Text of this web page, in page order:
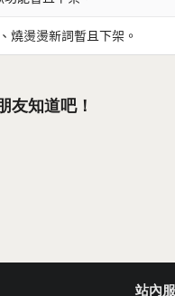
燒燙燙新詞暫且下架。
友知道吧！
站內